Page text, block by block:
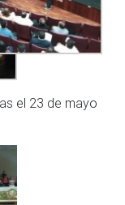
el 23 de mayo